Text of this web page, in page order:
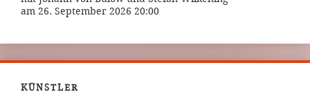
am 26. September 2026 20:00
KÜNSTLER